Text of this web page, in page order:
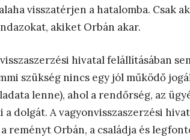
visszatérjen a hatalomba. Csak
akiket Orbán akar.
hivatal felállításában
szükség nincs egy jól működő
lenne), ahol a rendőrség, az
a dolgát. A vagyonvisszaszerzési
reményt Orbán, a családja és